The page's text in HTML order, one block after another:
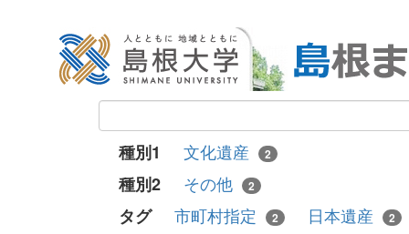
種別1 文化遺産 2
種別2 その他 2
タグ 市町村指定 2 日本遺産 2